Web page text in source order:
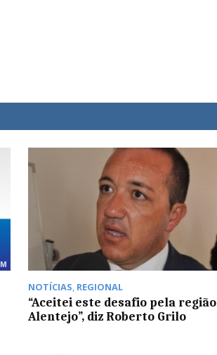
NOTÍCIAS, REGIONAL
“Aceitei este desafio pela região
Alentejo”, diz Roberto Grilo